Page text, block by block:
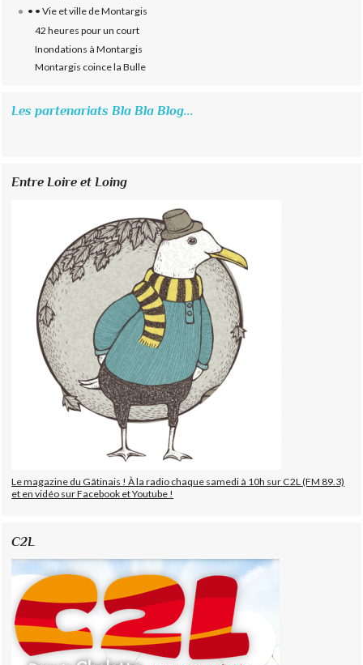
• • Vie et ville de Montargis
42 heures pour un court
Inondations à Montargis
Montargis coince la Bulle
Les partenariats Bla Bla Blog...
Entre Loire et Loing
Le magazine du Gâtinais ! À la radio chaque samedi à 10h sur C2L (FM 89.3)
et en vidéo sur Facebook et Youtube !
C2L